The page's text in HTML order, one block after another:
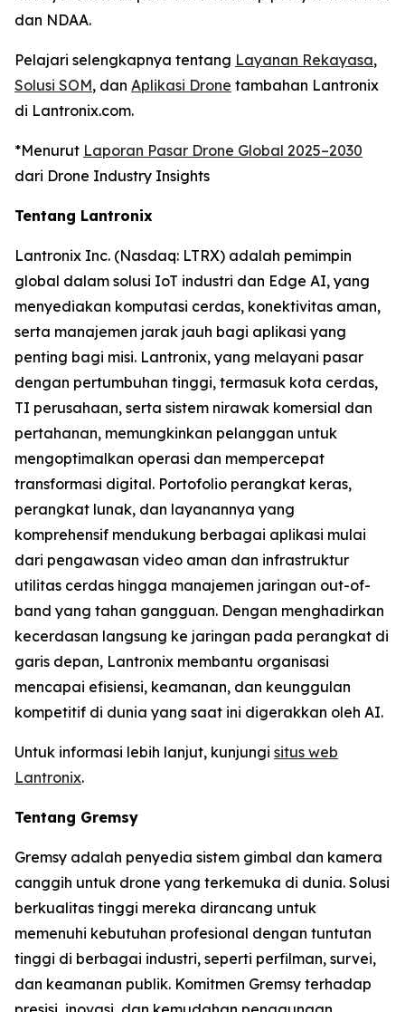
dan NDAA.
Pelajari selengkapnya tentang Layanan Rekayasa,
Solusi SOM, dan Aplikasi Drone tambahan Lantronix
di Lantronix.com.
*Menurut Laporan Pasar Drone Global 2025–2030
dari Drone Industry Insights
Tentang Lantronix
Lantronix Inc. (Nasdaq: LTRX) adalah pemimpin
global dalam solusi IoT industri dan Edge AI, yang
menyediakan komputasi cerdas, konektivitas aman,
serta manajemen jarak jauh bagi aplikasi yang
penting bagi misi. Lantronix, yang melayani pasar
dengan pertumbuhan tinggi, termasuk kota cerdas,
TI perusahaan, serta sistem nirawak komersial dan
pertahanan, memungkinkan pelanggan untuk
mengoptimalkan operasi dan mempercepat
transformasi digital. Portofolio perangkat keras,
perangkat lunak, dan layanannya yang
komprehensif mendukung berbagai aplikasi mulai
dari pengawasan video aman dan infrastruktur
utilitas cerdas hingga manajemen jaringan out-of-
band yang tahan gangguan. Dengan menghadirkan
kecerdasan langsung ke jaringan pada perangkat di
garis depan, Lantronix membantu organisasi
mencapai efisiensi, keamanan, dan keunggulan
kompetitif di dunia yang saat ini digerakkan oleh AI.
Untuk informasi lebih lanjut, kunjungi situs web
Lantronix.
Tentang Gremsy
Gremsy adalah penyedia sistem gimbal dan kamera
canggih untuk drone yang terkemuka di dunia. Solusi
berkualitas tinggi mereka dirancang untuk
memenuhi kebutuhan profesional dengan tuntutan
tinggi di berbagai industri, seperti perfilman, survei,
dan keamanan publik. Komitmen Gremsy terhadap